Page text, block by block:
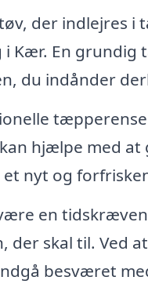
der indlejres
Kær. En
du indånder
hjælpe med
nyt og
en
skal til. Ved
besværet